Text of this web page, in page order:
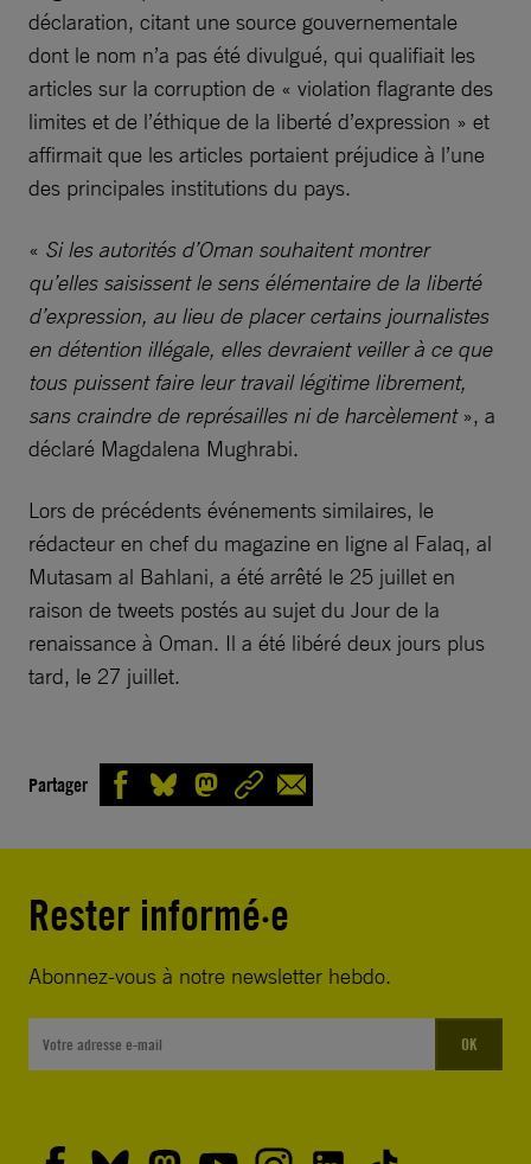
déclaration, citant une source gouvernementale
dont le nom n’a pas été divulgué, qui qualifiait les
articles sur la corruption de « violation flagrante des
limites et de l’éthique de la liberté d’expression » et
affirmait que les articles portaient préjudice à l’une
des principales institutions du pays.
« Si les autorités d’Oman souhaitent montrer
qu’elles saisissent le sens élémentaire de la liberté
d’expression, au lieu de placer certains journalistes
en détention illégale, elles devraient veiller à ce que
tous puissent faire leur travail légitime librement,
sans craindre de représailles ni de harcèlement», a
déclaré Magdalena Mughrabi.
Lors de précédents événements similaires, le
rédacteur en chef du magazine en ligne al Falaq, al
Mutasam al Bahlani, a été arrêté le 25 juillet en
raison de tweets postés au sujet du Jour de la
renaissance à Oman. Il a été libéré deux jours plus
tard, le 27 juillet.
Partager
Rester informé·e
Abonnez-vous à notre newsletter hebdo.
OK